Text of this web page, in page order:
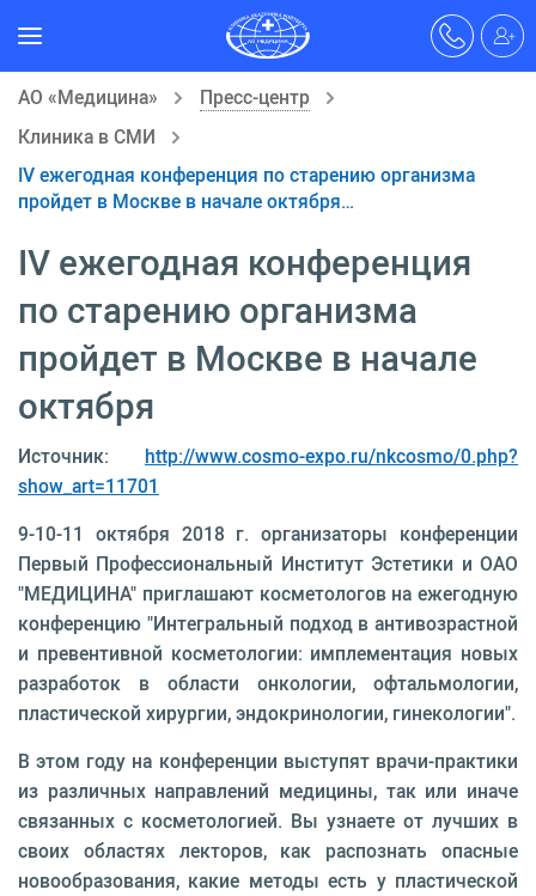
АО «Медицина»
Пресс-центр
Клиника в СМИ
IV ежегодная конференция по старению организма
пройдет в Москве в начале октября…
IV ежегодная конференция
по старению организма
пройдет в Москве в начале
октября
Источник: http://www.cosmo-expo.ru/nkcosmo/0.php?
show_art=11701
9-10-11 октября 2018 г. организаторы конференции
Первый Профессиональный Институт Эстетики и ОАО
"МЕДИЦИНА" приглашают косметологов на ежегодную
конференцию "Интегральный подход в антивозрастной
и превентивной косметологии: имплементация новых
разработок в области онкологии, офтальмологии,
пластической хирургии, эндокринологии, гинекологии".
В этом году на конференции выступят врачи-практики
из различных направлений медицины, так или иначе
связанных с косметологией. Вы узнаете от лучших в
своих областях лекторов, как распознать опасные
новообразования, какие методы есть у пластической